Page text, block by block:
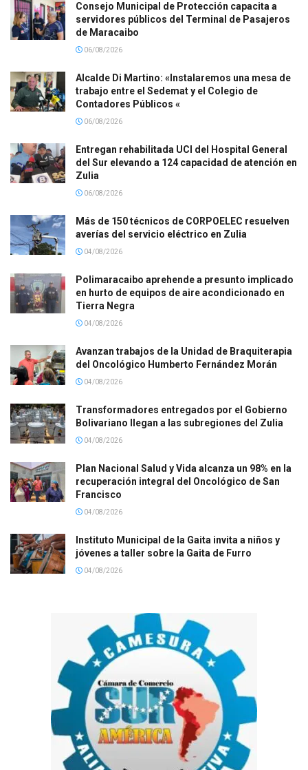
Consejo Municipal de Protección capacita a
servidores públicos del Terminal de Pasajeros
de Maracaibo
06/08/2026
Alcalde Di Martino: «Instalaremos una mesa de
trabajo entre el Sedemat y el Colegio de
Contadores Públicos «
06/08/2026
Entregan rehabilitada UCI del Hospital General
del Sur elevando a 124 capacidad de atención en
Zulia
06/08/2026
Más de 150 técnicos de CORPOELEC resuelven
averías del servicio eléctrico en Zulia
04/08/2026
Polimaracaibo aprehende a presunto implicado
en hurto de equipos de aire acondicionado en
Tierra Negra
04/08/2026
Avanzan trabajos de la Unidad de Braquiterapia
del Oncológico Humberto Fernández Morán
04/08/2026
Transformadores entregados por el Gobierno
Bolivariano llegan a las subregiones del Zulia
04/08/2026
Plan Nacional Salud y Vida alcanza un 98% en la
recuperación integral del Oncológico de San
Francisco
04/08/2026
Instituto Municipal de la Gaita invita a niños y
jóvenes a taller sobre la Gaita de Furro
04/08/2026